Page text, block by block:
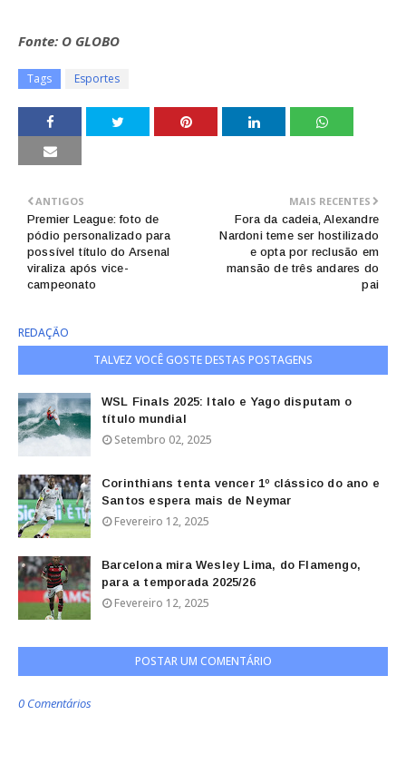
Fonte: O GLOBO
Tags Esportes
MAIS RECENTES
Fora da cadeia, Alexandre
Nardoni teme ser hostilizado
e opta por reclusão em
mansão de três andares do
pai
ANTIGOS
Premier League: foto de
pódio personalizado para
possível título do Arsenal
viraliza após vice-
campeonato
REDAÇÃO
TALVEZ VOCÊ GOSTE DESTAS POSTAGENS
WSL Finals 2025: Italo e Yago disputam o
título mundial
Setembro 02, 2025
Corinthians tenta vencer 1º clássico do ano e
Santos espera mais de Neymar
Fevereiro 12, 2025
Barcelona mira Wesley Lima, do Flamengo,
para a temporada 2025/26
Fevereiro 12, 2025
POSTAR UM COMENTÁRIO
0 Comentários